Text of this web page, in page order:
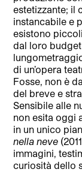
estetizzante; il
instancabile e
esistono
dal loro
di un’opera
Fosse, non è
del breve e
Sensibile alle
non esita oggi
in un unico
nella neve
immagini,
curiosità dello